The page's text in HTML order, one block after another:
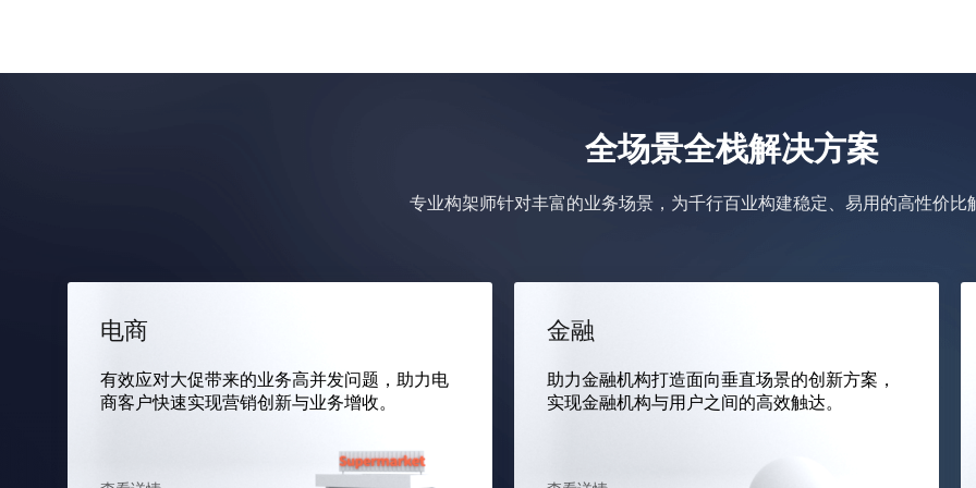
全场景全栈解决方案
专业构架师针对丰富的业务场景，为千行百业构建稳定、易用的高性价比
电商
有效应对大促带来的业务高并发问题，助力电
商客户快速实现营销创新与业务增收。
金融
助力金融机构打造面向垂直场景的创新方案，
实现金融机构与用户之间的高效触达。